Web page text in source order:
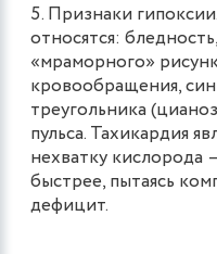
Признаки
относятся:
«мраморного»
кровообращения,
треугольника
пульса. Тахикардия
нехватку кислорода
быстрее, пытаясь
дефицит.